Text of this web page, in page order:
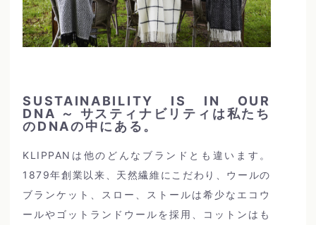
SUSTAINABILITY IS IN OUR
DNA ～ サスティナビリティは私たち
のDNAの中にある。
KLIPPANは他のどんなブランドとも違います。
1879年創業以来、天然繊維にこだわり、ウールの
ブランケット、スロー、ストールは希少なエコウ
ールやゴットランドウールを採用、コットンはも